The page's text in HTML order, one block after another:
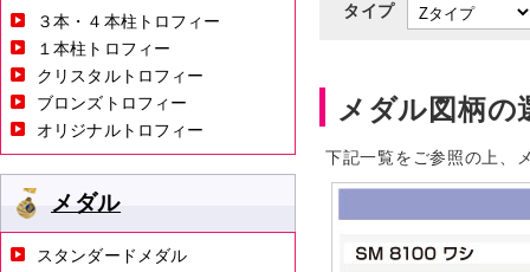
タイプ
メダル図柄の
下記一覧をご参照の上、
３本・４本柱トロフィー
１本柱トロフィー
クリスタルトロフィー
ブロンズトロフィー
オリジナルトロフィー
メダル
スタンダードメダル